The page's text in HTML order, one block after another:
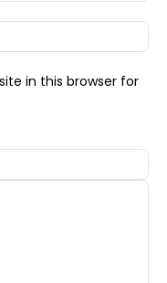
in this browser for